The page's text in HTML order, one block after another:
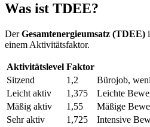
Was ist TDEE?
DerGesamtenergieumsatz (TDEE)
einem Aktivitätsfaktor.
Aktivitätslevel Faktor
Sitzend
1,2
Bürojob,
Leicht aktiv
1,375
Leichte
Mäßig aktiv
1,55
Mäßige
Sehr aktiv
1,725
Intensive